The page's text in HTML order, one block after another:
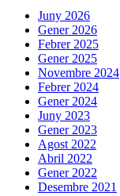
Juny 2026
Gener 2026
Febrer 2025
Gener 2025
Novembre 2024
Febrer 2024
Gener 2024
Juny 2023
Gener 2023
Agost 2022
Abril 2022
Gener 2022
Desembre 2021